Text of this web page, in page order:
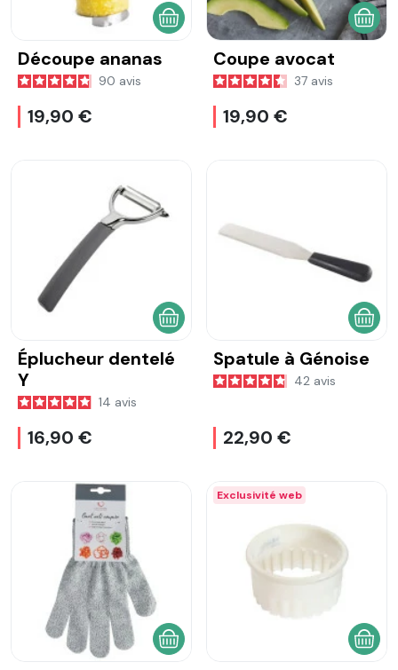
Découpe ananas
90 avis
19,90 €
AJOUTER AU PANIER
Coupe avocat
37 avis
19,90 €
Éplucheur dentelé
Y
14 avis
16,90 €
AJOUTER AU PANIER
Spatule à Génoise
42 avis
22,90 €
AJOUTER AU PANIER
Exclusivité web